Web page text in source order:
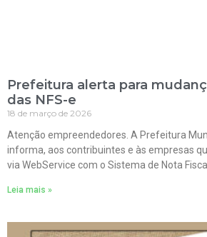
Prefeitura alerta para
das NFS-e
18 de março de 2026
Atenção empreendedores. A Prefeitura
informa, aos contribuintes e às empresas
via WebService com o Sistema de Nota
Leia mais »